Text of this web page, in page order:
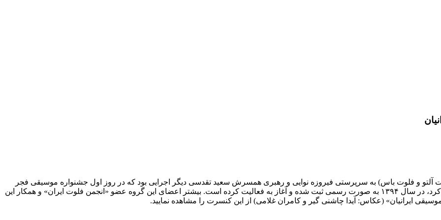
آلتو و فلوت باس) به سرپرستی فیروزه نوایی و رهبری همسرش سعید تقدسی دیگر اجرایی بود که در روز اول جشنواره موسیقی فجر
روی صحنه رفت. این گروه که در تالار رودکی کنسرت خود را برگزار کرد، در سال ۱۳۹۴ به صورت رسمی ثبت شده و آغاز به فعالیت کرده است. بیشتر اعضای این گروه عضو «انجمن فلوت ایران» و همکار این
ایرانیان» (عکاس: آیدا چاشنی گیر و کامران غلامی) از این کنسرت را مشاهده نمایید.